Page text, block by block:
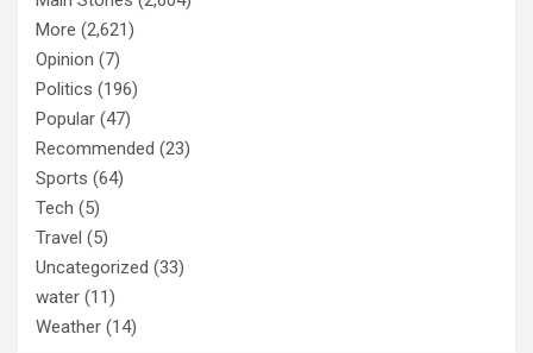
More (2,621)
Opinion (7)
Politics (196)
Popular (47)
Recommended (23)
Sports (64)
Tech (5)
Travel (5)
Uncategorized (33)
water (11)
Weather (14)